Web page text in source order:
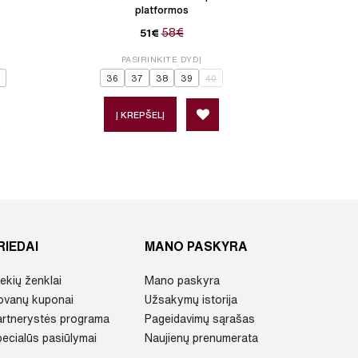
platformos
51€ 58€
PASIRINKITE DYDĮ
36 37 38 39 40
Į KREPŠELĮ
ženklai
kuponai
programa
pasiūlymai
MANO PASKYRA
Mano paskyra
Užsakymų istorija
Pageidavimų sąrašas
Naujienų prenumerata